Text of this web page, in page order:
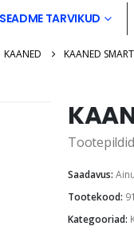
TARVIKUD
KAANED KAANED
Saadavus:
Tootekood:
Kategooriad: